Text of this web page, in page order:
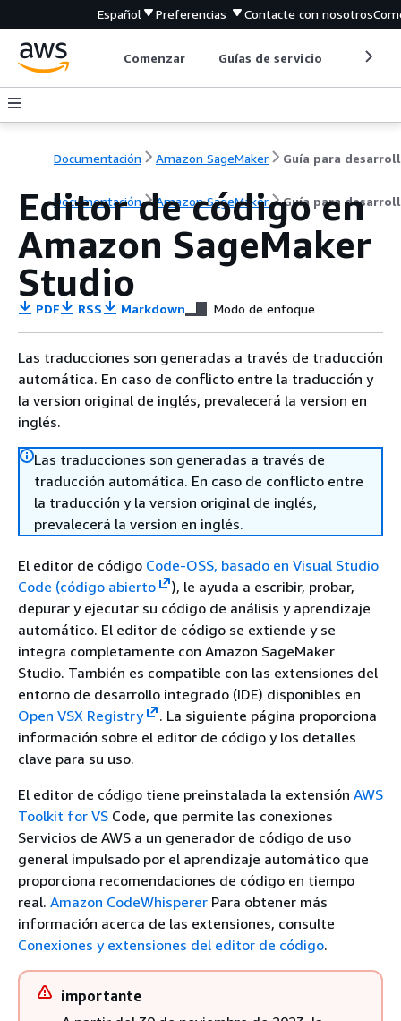
Español Preferencias Contacte con nosotros
Comenzar Guías de servicio
Documentación Amazon SageMaker
Documentación Amazon SageMaker Guía para
Editor de código en
Amazon SageMaker
Studio
PDF RSS Markdown Modo de enfoque
Las traducciones son generadas a través de traducción
automática. En caso de conflicto entre la traducción y
la version original de inglés, prevalecerá la version en
inglés.
Las traducciones son generadas a través de
traducción automática. En caso de conflicto entre
la traducción y la version original de inglés,
prevalecerá la version en inglés.
El editor de código Code-OSS, basado en Visual Studio
Code (código abierto
), le ayuda a escribir, probar,
depurar y ejecutar su código de análisis y aprendizaje
automático. El editor de código se extiende y se
integra completamente con Amazon SageMaker
Studio. También es compatible con las extensiones del
entorno de desarrollo integrado (IDE) disponibles en
Open VSX Registry
. La siguiente página proporciona
información sobre el editor de código y los detalles
clave para su uso.
El editor de código tiene preinstalada la extensión AWS
Toolkit for VS Code, que permite las conexiones
Servicios de AWS a un generador de código de uso
general impulsado por el aprendizaje automático que
proporciona recomendaciones de código en tiempo
real. Amazon CodeWhisperer Para obtener más
información acerca de las extensiones, consulte
Conexiones y extensiones del editor de código.
importante